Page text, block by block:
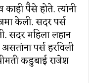
पैसे होते. त्यांनी
केली. सदर पर्स
सदर महिला लहान
पर्स हरविली
कडुबाई राजेश